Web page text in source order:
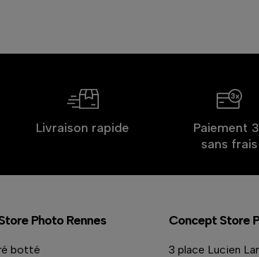
Livraison rapide
Paiement
sans frais
Photo Rennes
botté
Concept Store
3 place Lucien